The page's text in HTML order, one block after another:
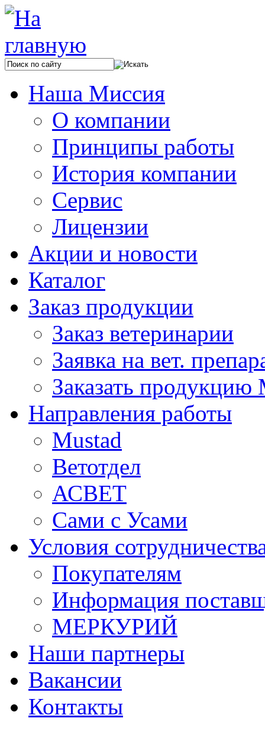
Наша Миссия
О компании
Принципы работы
История компании
Сервис
Лицензии
Акции и новости
Каталог
Заказ продукции
Заказ ветеринарии
Заявка на вет.
Заказать продукцию
Направления работы
Mustad
Ветотдел
АСВЕТ
Сами с Усами
Условия
Покупателям
Информация
МЕРКУРИЙ
Наши партнеры
Вакансии
Контакты